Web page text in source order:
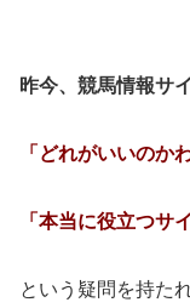
昨今、競馬情報サ
「どれがいいのか
「本当に役立つサ
という疑問を持た